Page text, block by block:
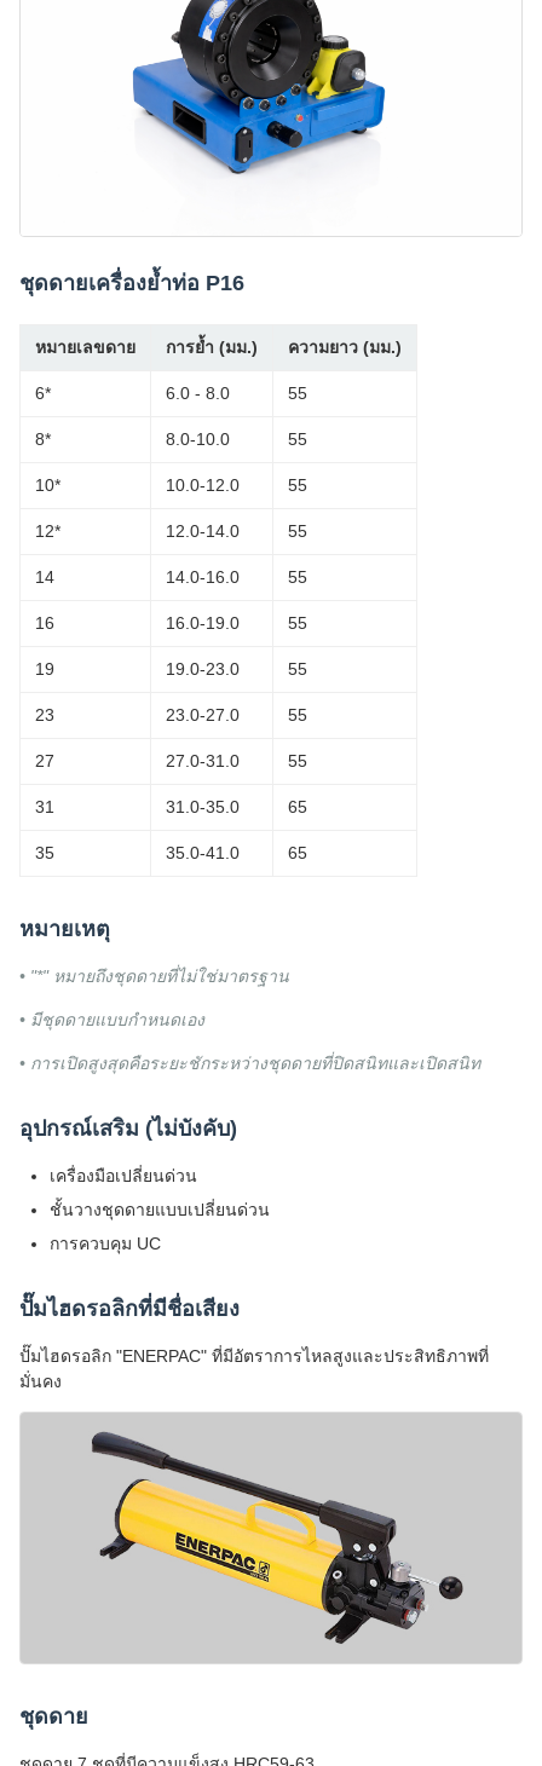
ชุดดายเครื่องย้ำท่อ P16
หมายเลขดาย การย้ำ (มม.) ความยาว (มม.)
6* 6.0 - 8.0 55
8* 8.0-10.0 55
10* 10.0-12.0 55
12* 12.0-14.0 55
14 14.0-16.0 55
16 16.0-19.0 55
19 19.0-23.0 55
23 23.0-27.0 55
27 27.0-31.0 55
31 31.0-35.0 65
35 35.0-41.0 65
หมายเหตุ
• "*" หมายถึงชุดดายที่ไม่ใช่มาตรฐาน
• มีชุดดายแบบกำหนดเอง
• การเปิดสูงสุดคือระยะชักระหว่างชุดดายที่ปิดสนิทและเปิดสนิท
อุปกรณ์เสริม (ไม่บังคับ)
เครื่องมือเปลี่ยนด่วน
ชั้นวางชุดดายแบบเปลี่ยนด่วน
การควบคุม UC
ปั๊มไฮดรอลิกที่มีชื่อเสียง
ปั๊มไฮดรอลิก "ENERPAC" ที่มีอัตราการไหลสูงและประสิทธิภาพที่
มั่นคง
ชุดดาย